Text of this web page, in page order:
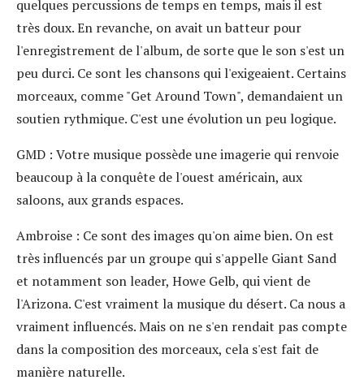
quelques percussions de temps en temps, mais il est
très doux. En revanche, on avait un batteur pour
l'enregistrement de l'album, de sorte que le son s'est un
peu durci. Ce sont les chansons qui l'exigeaient. Certains
morceaux, comme "Get Around Town", demandaient un
soutien rythmique. C'est une évolution un peu logique.
GMD : Votre musique possède une imagerie qui renvoie
beaucoup à la conquête de l'ouest américain, aux
saloons, aux grands espaces.
Ambroise : Ce sont des images qu'on aime bien. On est
très influencés par un groupe qui s'appelle Giant Sand
et notamment son leader, Howe Gelb, qui vient de
l'Arizona. C'est vraiment la musique du désert. Ca nous a
vraiment influencés. Mais on ne s'en rendait pas compte
dans la composition des morceaux, cela s'est fait de
manière naturelle.